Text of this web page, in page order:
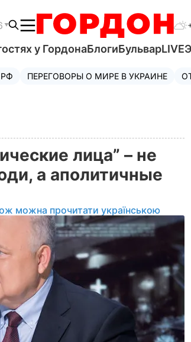
у ГордонаБлогиБульварLIVE
ПЕРЕГОВОРЫ О МИРЕ В УКРАИНЕ
лица” – не
а аполитичные
можна прочитати українською